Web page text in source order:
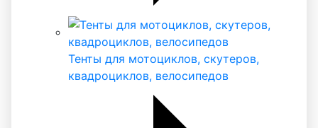
Тенты для мотоциклов, скутеров,
квадроциклов, велосипедов